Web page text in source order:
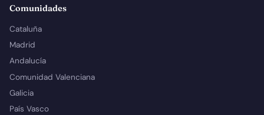
Comunidades
Cataluña
Madrid
Andalucía
Comunidad Valenciana
Galicia
País Vasco